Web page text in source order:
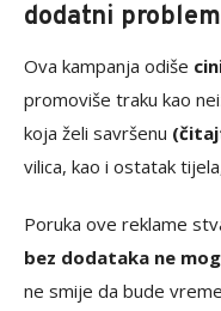
dodatni problem
Ova kampanja odiše
promoviše traku kao
koja želi savršenu
vilica, kao i ostatak
Poruka ove reklame
bez dodataka ne
ne smije da bude